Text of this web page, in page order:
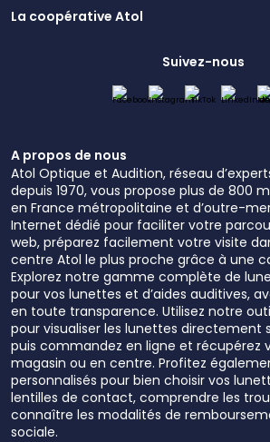
La coopérative Atol
Suivez-nous
A propos de nous
Atol Optique et Audition, réseau
depuis 1970, vous propose plus de 800
en France métropolitaine et d’outre-
Internet dédié pour faciliter votre
web, préparez facilement votre visite
centre Atol le plus proche grâce à une
Explorez notre gamme complète de
pour vos lunettes et d’aides auditives,
en toute transparence. Utilisez notre
pour visualiser les lunettes directement
puis commandez en ligne et récupérez
magasin ou en centre. Profitez
personnalisés pour bien choisir vos
lentilles de contact, comprendre les
connaître les modalités de
sociale.